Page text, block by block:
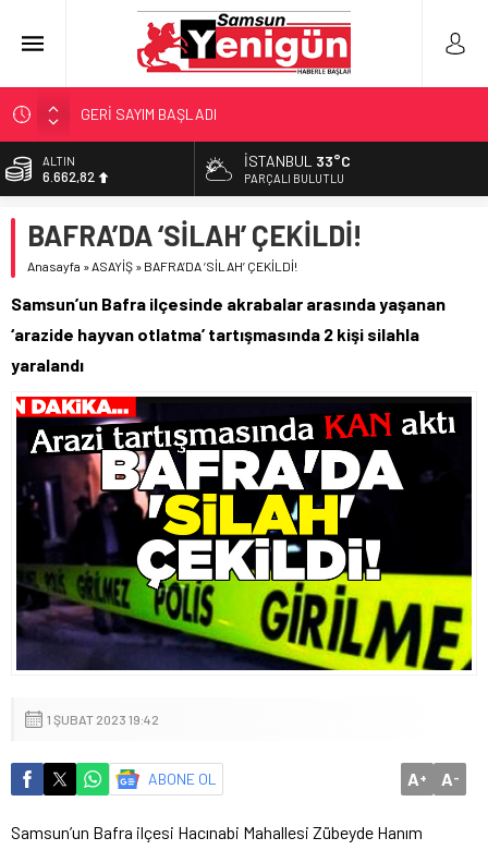
GERİ SAYIM BAŞLADI
SAMSUNSPOR’DA HEDEF 5’İNCİLİK!
‘BAFRA’YA YATIRIM YAPIN!’
YÖNETİCİ SEÇERKEN YAPILAN EN BÜYÜK HATALAR
ALTIN
6.662,82
13.779,39
DOLAR
55,1808
İSTANBUL 33°C
PARÇALI BULUTLU
BAFRA’DA ‘SİLAH’ ÇEKİLDİ!
Anasayfa »ASAYİŞ » BAFRA’DA ‘SİLAH’ ÇEKİLDİ!
Samsun’un Bafra ilçesinde akrabalar arasında yaşanan
‘arazide hayvan otlatma’ tartışmasında 2 kişi silahla
yaralandı
1 ŞUBAT 2023 19:42
ABONE OL A+ A-
Samsun’un Bafra ilçesi Hacınabi Mahallesi Zübeyde Hanım